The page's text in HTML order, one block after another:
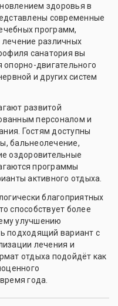
здоровья в
современные
программ,
различных
санатория вы
двигательного
и других систем
развитой
персоналом и
Гостям доступны
бальнеолечение,
оздоровительные
программы
активного отдыха.
благоприятных
способствует более
улучшению
подходящий вариант с
лечения и
отдыха подойдёт как
года.